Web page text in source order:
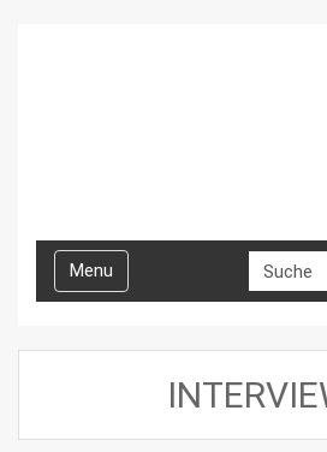
Toggle
navigation
Menu